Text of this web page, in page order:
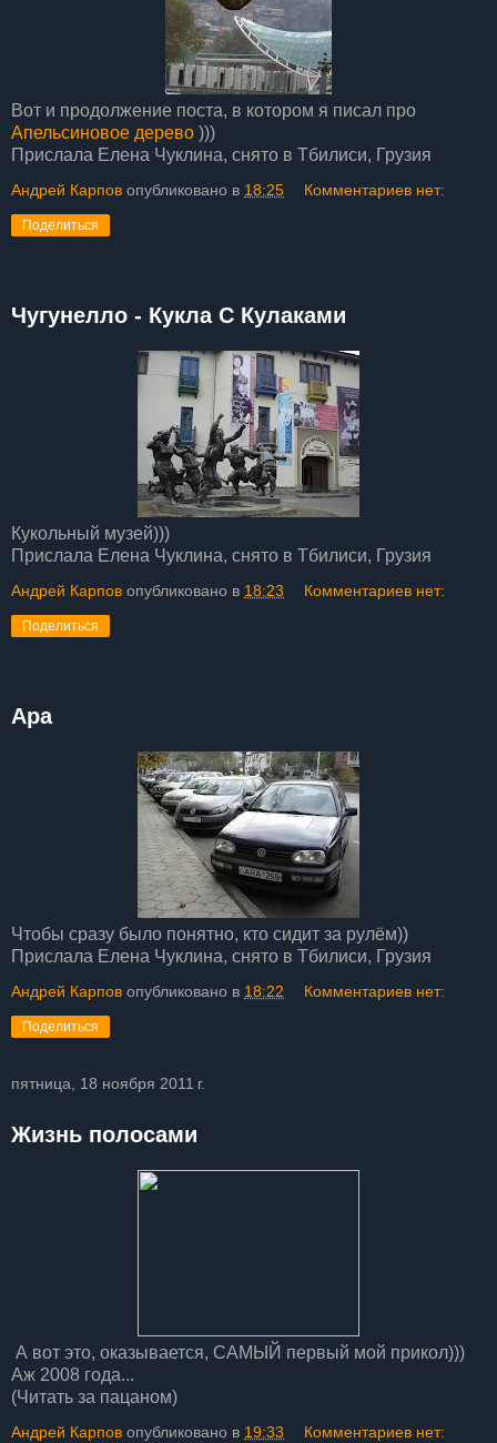
Вот и продолжение поста, в котором я писал про
Апельсиновое дерево )))
Прислала Елена Чуклина, снято в Тбилиси, Грузия
Андрей Карпов опубликовано в 18:25 Комментариев нет:
Поделиться
Чугунелло - Кукла С Кулаками
Кукольный музей)))
Прислала Елена Чуклина, снято в Тбилиси, Грузия
Андрей Карпов опубликовано в 18:23 Комментариев нет:
Поделиться
Ара
Чтобы сразу было понятно, кто сидит за рулём))
Прислала Елена Чуклина, снято в Тбилиси, Грузия
Андрей Карпов опубликовано в 18:22 Комментариев нет:
Поделиться
пятница, 18 ноября 2011 г.
Жизнь полосами
А вот это, оказывается, САМЫЙ первый мой прикол)))
Аж 2008 года...
(Читать за пацаном)
Андрей Карпов опубликовано в 19:33 Комментариев нет: